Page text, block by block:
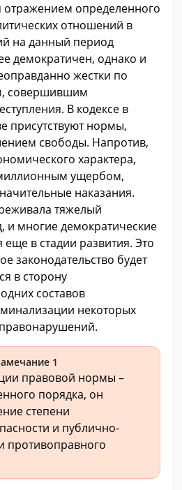
отражением определенного
отношений в
на данный период
демократичен, однако и
жестки по
совершившим
В кодексе в
присутствуют нормы,
свободы. Напротив,
характера,
ущербом,
наказания.
тяжелый
и многие демократические
еще в стадии развития. Это
законодательство будет
в сторону
составов
некоторых
1
правовой нормы –
порядка, он
степени
и публично-
противоправного